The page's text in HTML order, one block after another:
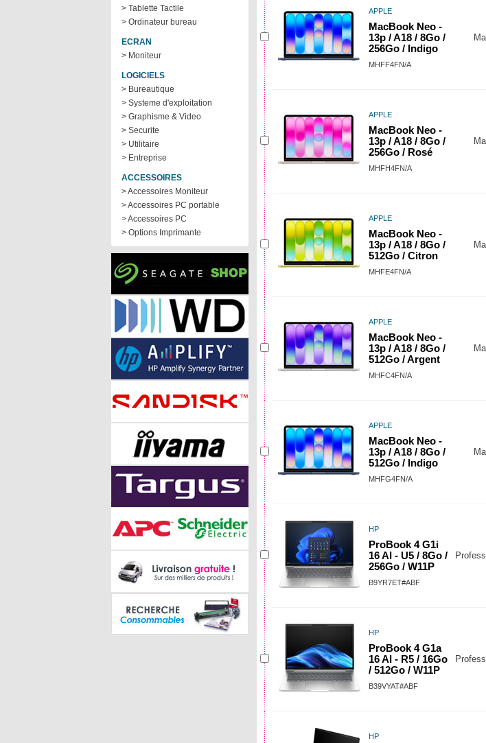
> Tablette Tactile
> Ordinateur bureau
ECRAN
> Moniteur
LOGICIELS
> Bureautique
> Systeme d'exploitation
> Graphisme & Video
> Securite
> Utilitaire
> Entreprise
ACCESSOIRES
> Accessoires Moniteur
> Accessoires PC portable
> Accessoires PC
> Options Imprimante
APPLE
MacBook Neo -
13p / A18 / 8Go /
256Go / Indigo
MHFF4FN/A
APPLE
MacBook Neo -
13p / A18 / 8Go /
256Go / Rosé
MHFH4FN/A
APPLE
MacBook Neo -
13p / A18 / 8Go /
512Go / Citron
MHFE4FN/A
APPLE
MacBook Neo -
13p / A18 / 8Go /
512Go / Argent
MHFC4FN/A
APPLE
MacBook Neo -
13p / A18 / 8Go /
512Go / Indigo
MHFG4FN/A
HP
ProBook 4 G1i
16 AI - U5 / 8Go /
256Go / W11P
B9YR7ET#ABF
HP
ProBook 4 G1a
16 AI - R5 / 16Go
/ 512Go / W11P
B39VYAT#ABF
HP